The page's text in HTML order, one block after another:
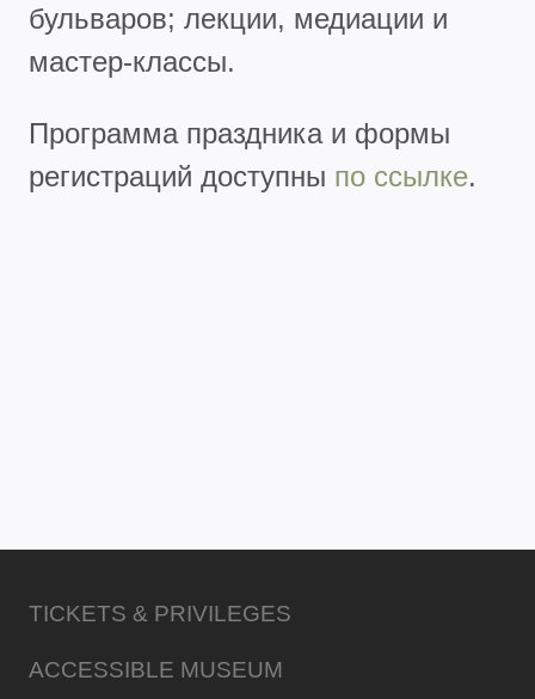
бульваров; лекции, медиации и
мастер-классы.
Программа праздника и формы
регистраций доступны по ссылке.
TICKETS & PRIVILEGES
ACCESSIBLE MUSEUM